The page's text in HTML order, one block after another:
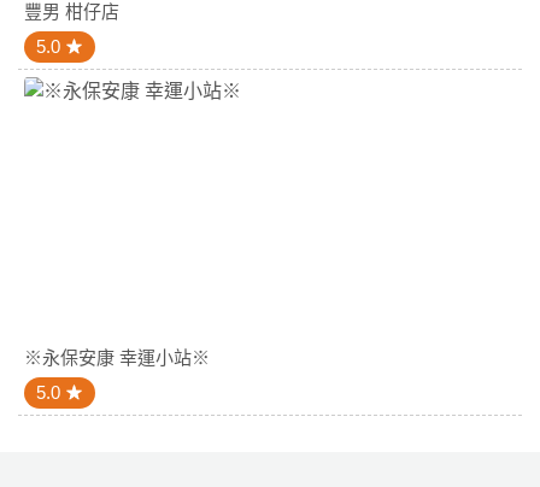
豐男 柑仔店
5.0
※永保安康 幸運小站※
5.0